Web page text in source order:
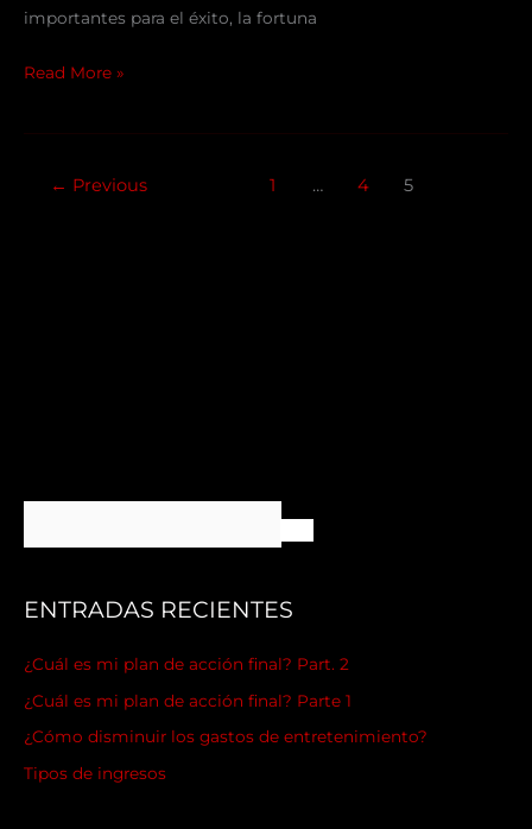
importantes para el éxito, la fortuna
Read More »
← Previous 1 … 4 5
ENTRADAS RECIENTES
¿Cuál es mi plan de acción final? Part. 2
¿Cuál es mi plan de acción final? Parte 1
¿Cómo disminuir los gastos de entretenimiento?
Tipos de ingresos